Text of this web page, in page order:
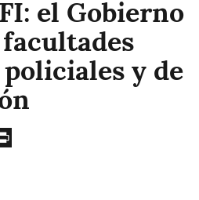
el Gobierno
y de